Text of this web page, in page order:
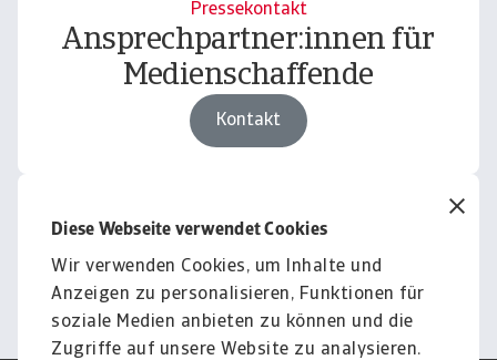
Diese Webseite verwendet Cookies
Wir verwenden Cookies, um Inhalte und
Anzeigen zu personalisieren, Funktionen für
soziale Medien anbieten zu können und die
Zugriffe auf unsere Website zu analysieren.
Pressekontakt
Ansprechpartner:innen für
Medienschaffende
Kontakt
Bilder und Videos
Weiter